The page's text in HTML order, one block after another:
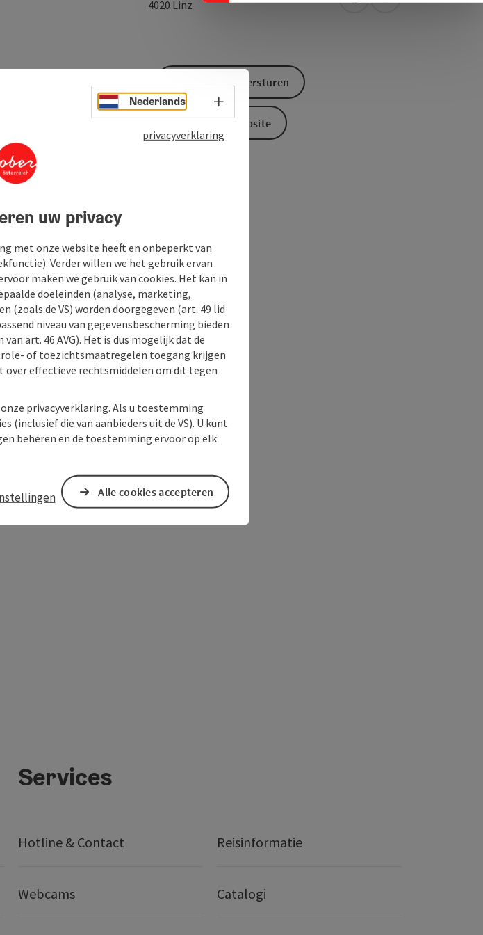
4020 Linz Openen in Google Maps
Openen in Apple
340 m².
traditie is er ook veel
gemaakt, "gemaasd",
Heimatwerk zichzelf als
en kwaliteit.
Aanvraag versturen
Naar de website
Services
Hotline & Contact Reisinformatie
Webcams Catalogi
Nederlands Taalkeuze - menu openen
privacyverklaring
uw privacy
met onze website heeft en onbeperkt van
Verder willen we het gebruik ervan
maken we gebruik van cookies. Het kan in
doeleinden (analyse, marketing,
(zoals de VS) worden doorgegeven (art. 49 lid
niveau van gegevensbescherming bieden
art. 46 AVG). Het is dus mogelijk dat de
of toezichtsmaatregelen toegang krijgen
effectieve rechtsmiddelen om dit tegen
privacyverklaring. Als u toestemming
(inclusief die van aanbieders uit de VS). U kunt
beheren en de toestemming ervoor op elk
Alle cookies accepteren